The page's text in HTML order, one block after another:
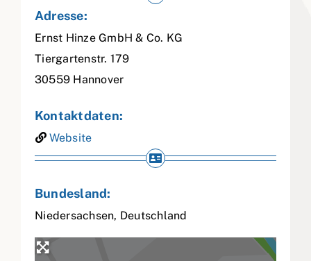
Adresse:
Ernst Hinze GmbH & Co. KG
Tiergartenstr. 179
30559 Hannover
Kontaktdaten:
Website
Bundesland:
Niedersachsen, Deutschland